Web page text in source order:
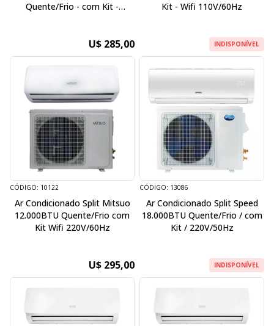
Quente/Frio - com Kit -
U$ 285,00
Kit - Wifi 110V/60Hz
INDISPONÍVEL
CÓDIGO: 10122
Ar Condicionado Split Mitsuo
12.000BTU Quente/Frio com
Kit Wifi 220V/60Hz
U$ 295,00
CÓDIGO: 13086
Ar Condicionado Split Speed
18.000BTU Quente/Frio / com
Kit / 220V/50Hz
INDISPONÍVEL